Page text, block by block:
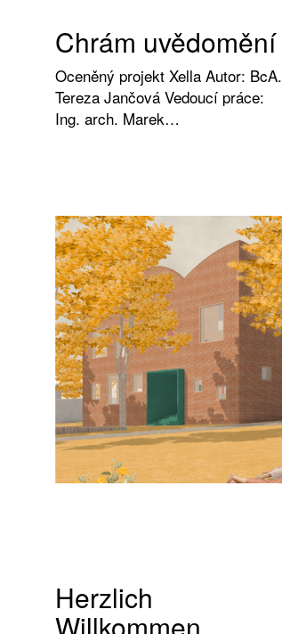
Chrám uvědomění
Oceněný projekt Xella Autor: BcA.
Tereza Jančová Vedoucí práce:
Ing. arch. Marek…
Herzlich
Willkommen